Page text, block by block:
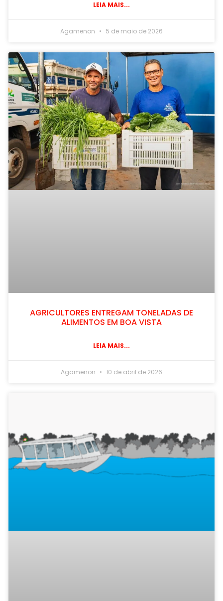
LEIA MAIS...
Agamenon 5 de maio de 2026
AGRICULTORES ENTREGAM TONELADAS DE
ALIMENTOS EM BOA VISTA
LEIA MAIS...
Agamenon 10 de abril de 2026